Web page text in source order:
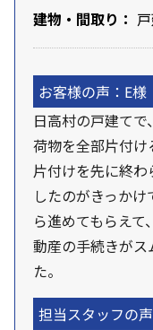
建物・間取り：
お客様の声：E様
日高村の戸建て
荷物を全部片付
片付けを先に終
したのがきっか
ら進めてもらえ
動産の手続きがス
た。
担当スタッフの声